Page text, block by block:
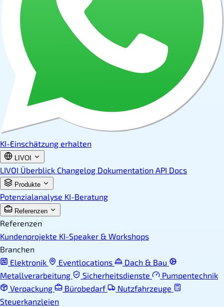
KI-Einschätzung erhalten
LIVOI
LIVOI Überblick Changelog Dokumentation API Docs
Produkte
Potenzialanalyse KI-Beratung
Referenzen
Referenzen
Kundenprojekte KI-Speaker & Workshops
Branchen
Elektronik
Eventlocations
Dach & Bau
Metallverarbeitung
Sicherheitsdienste
Pumpentechnik
Verpackung
Bürobedarf
Nutzfahrzeuge
Steuerkanzleien